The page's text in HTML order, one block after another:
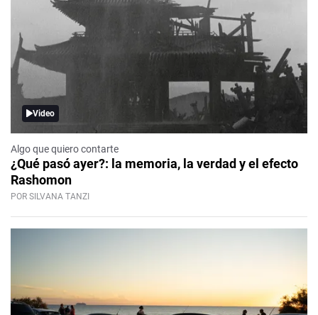
Video
Algo que quiero contarte
¿Qué pasó ayer?: la memoria, la verdad y el efecto
Rashomon
POR SILVANA TANZI